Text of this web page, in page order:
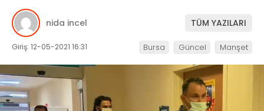
nida incel TÜM YAZILARI
Giriş: 12-05-2021 16:31 Bursa Güncel Manşet